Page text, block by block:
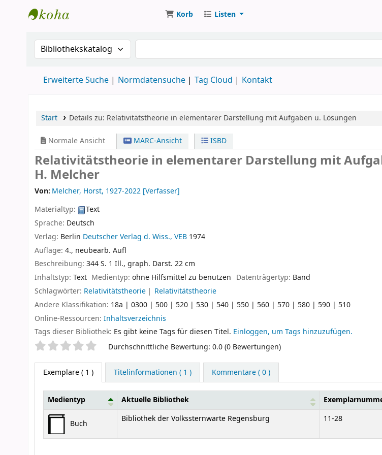
Korb Listen
Suche im Katalog nach:Suche im Katalog
Erweiterte Suche Normdatensuche Tag Cloud Kontakt
Start Details zu: Relativitätstheorie in elementarer Darstellung mit Aufgaben u. Lösungen
Normale Ansicht MARC-Ansicht ISBD
Relativitätstheorie in elementarer Darstellung mit
H. Melcher
Von: Melcher, Horst, 1927-2022 [Verfasser]
Materialtyp:
Text
Sprache: Deutsch
Verlag: Berlin Deutscher Verlag d. Wiss., VEB 1974
Auflage: 4., neubearb. Aufl
Beschreibung: 344 S. 1 Ill., graph. Darst. 22 cm
Inhaltstyp: Text Medientyp:ohne Hilfsmittel zu benutzen Datenträgertyp: Band
Schlagwörter: Relativitätstheorie
Relativitätstheorie
Andere Klassifikation: 18a | 0300 | 500 | 520 | 530 | 540 | 550 | 560 | 570 | 580 | 590 | 510
Online-Ressourcen: Inhaltsverzeichnis
Tags dieser Bibliothek: Es gibt keine Tags für diesen Titel. Einloggen, um Tags hinzuzufügen.
SternchenbewertungDurchschnittliche Bewertung: 0.0 (0 Bewertungen)
Exemplare( 1 ) Titelinformationen ( 1 ) Kommentare ( 0 )
Exemplare
Medientyp Aktuelle Bibliothek
Buch Bibliothek der Volkssternwarte Regensburg 11-28